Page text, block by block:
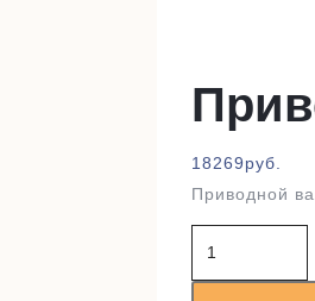
18269руб.
Приводной
товара
Приводной